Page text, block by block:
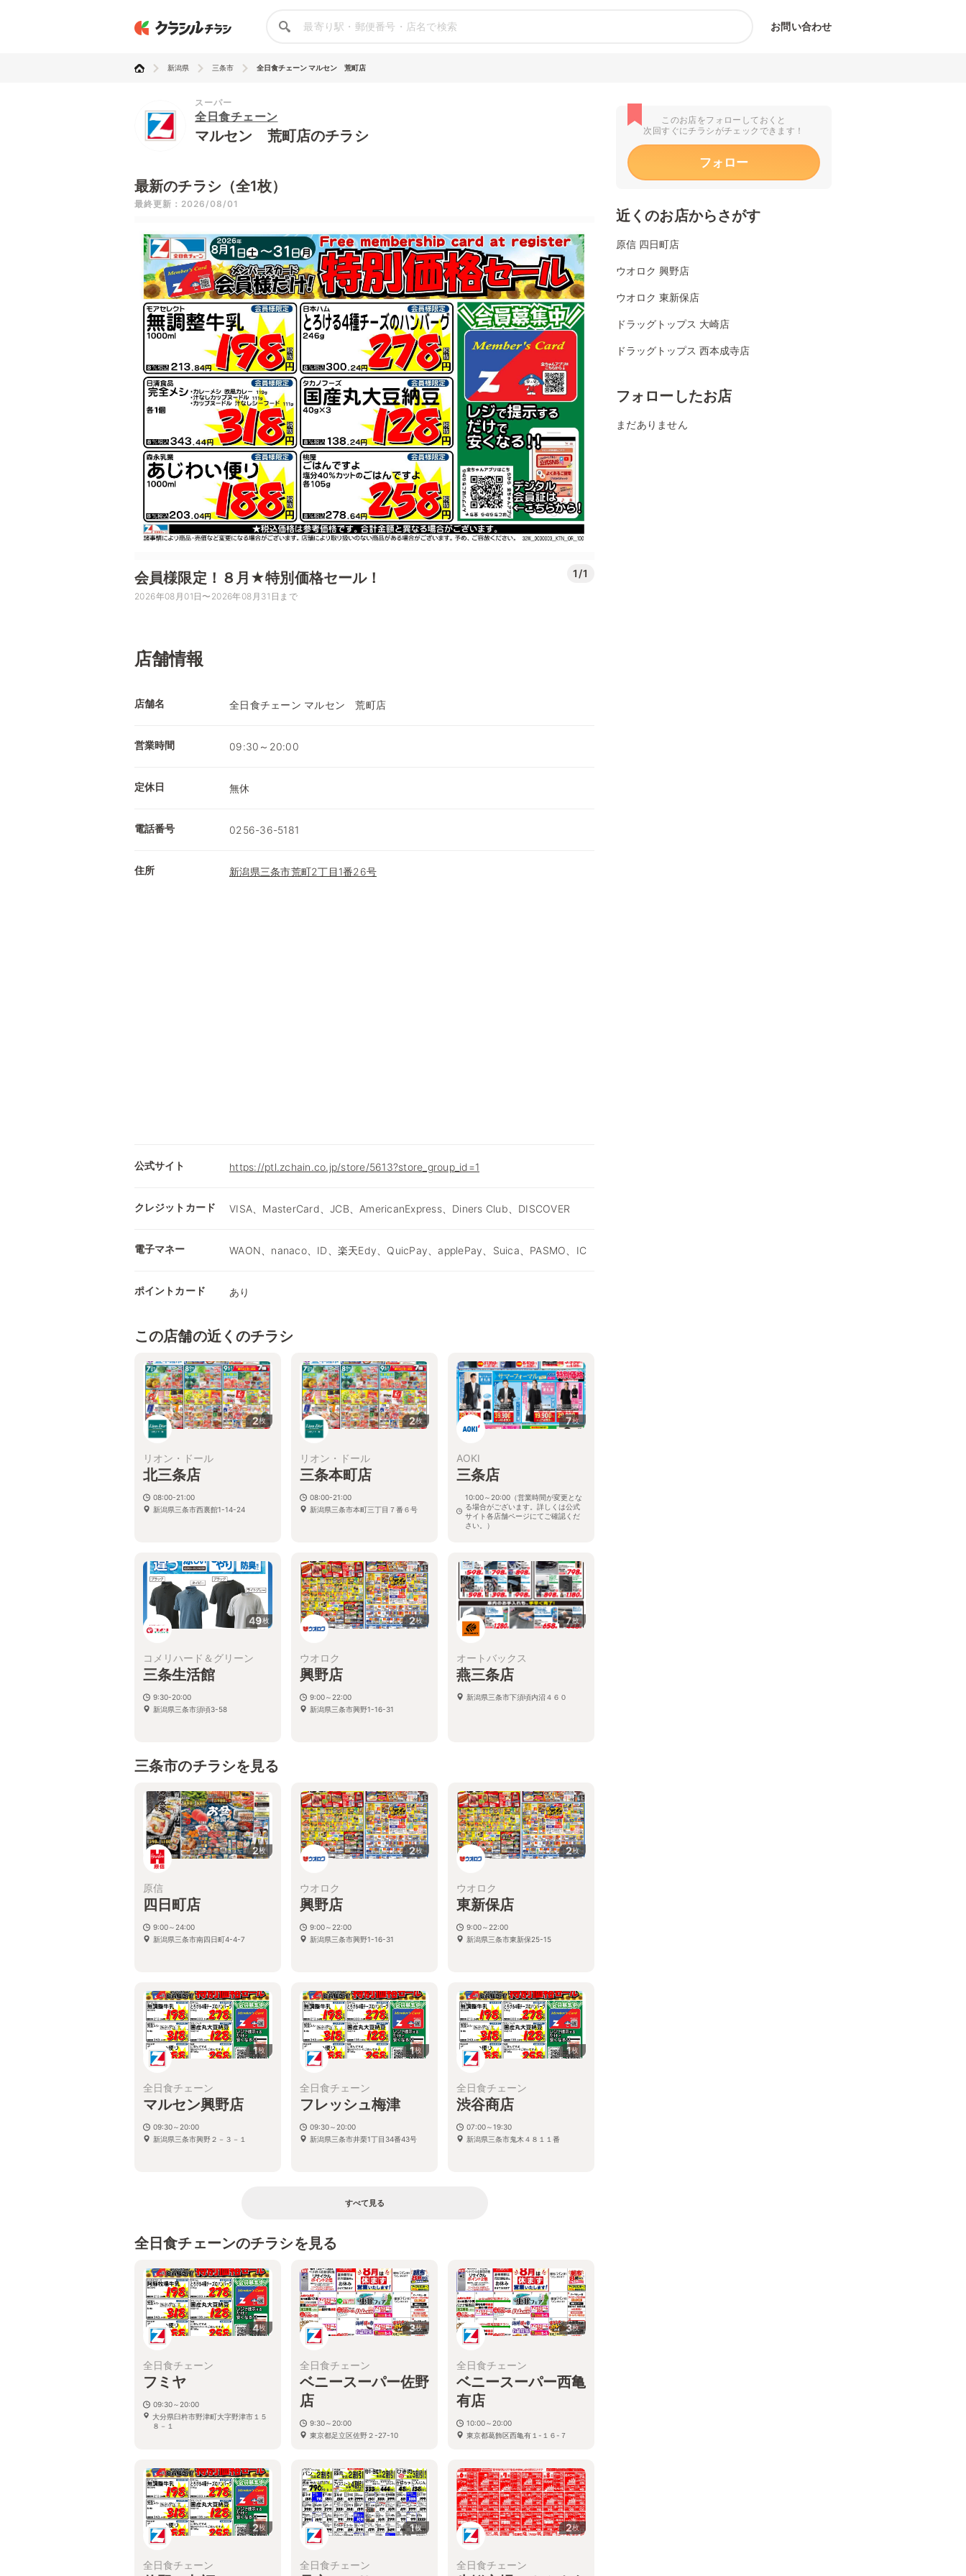
お問い合わせ
新潟県 三条市 全日食チェーン マルセン 荒町店
スーパー
全日食チェーン
マルセン 荒町店のチラシ
最新のチラシ（全1枚）
最終更新：2026/08/01
会員様限定！８月★特別価格セール！ 1/1
2026年08月01日〜2026年08月31日まで
店舗情報
店舗名 全日食チェーン マルセン 荒町店
営業時間 09:30～20:00
定休日 無休
電話番号 0256-36-5181
住所 新潟県三条市荒町2丁目1番26号
公式サイト https://ptl.zchain.co.jp/store/5613?store_group_id=1
クレジットカード VISA、MasterCard、JCB、AmericanExpress、Diners Club、DISCOVER
電子マネー WAON、nanaco、ID、楽天Edy、QuicPay、applePay、Suica、PASMO、IC
ポイントカード あり
この店舗の近くのチラシ
2枚
リオン・ドール
北三条店
08:00-21:00
新潟県三条市西裏館1-14-24
2枚
リオン・ドール
三条本町店
08:00-21:00
新潟県三条市本町三丁目７番６号
7枚
AOKI
三条店
10:00～20:00（営業時間が変更とな
る場合がございます。詳しくは公式
サイト各店舗ページにてご確認くだ
さい。）
49枚
コメリハード＆グリーン
三条生活館
9:30-20:00
新潟県三条市須頃3-58
2枚
ウオロク
興野店
9:00～22:00
新潟県三条市興野1-16-31
7枚
オートバックス
燕三条店
新潟県三条市下須頃内沼４６０
三条市のチラシを見る
2枚
原信
四日町店
9:00～24:00
新潟県三条市南四日町4-4-7
2枚
ウオロク
興野店
9:00～22:00
新潟県三条市興野1-16-31
2枚
ウオロク
東新保店
9:00～22:00
新潟県三条市東新保25-15
1枚
全日食チェーン
マルセン興野店
09:30～20:00
新潟県三条市興野２－３－１
1枚
全日食チェーン
フレッシュ梅津
09:30～20:00
新潟県三条市井栗1丁目34番43号
1枚
全日食チェーン
渋谷商店
07:00～19:30
新潟県三条市鬼木４８１１番
すべて見る
全日食チェーンのチラシを見る
4枚
全日食チェーン
フミヤ
09:30～20:00
大分県臼杵市野津町大字野津市１５
８－１
3枚
全日食チェーン
ベニースーパー佐野
店
9:30～20:00
東京都足立区佐野２-27-10
3枚
全日食チェーン
ベニースーパー西亀
有店
10:00～20:00
東京都葛飾区西亀有１-１６-７
2枚
全日食チェーン
1枚
全日食チェーン
2枚
全日食チェーン
このお店をフォローしておくと
次回すぐにチラシがチェックできます！
フォロー
近くのお店からさがす
原信 四日町店
ウオロク 興野店
ウオロク 東新保店
ドラッグトップス 大崎店
ドラッグトップス 西本成寺店
フォローしたお店
まだありません